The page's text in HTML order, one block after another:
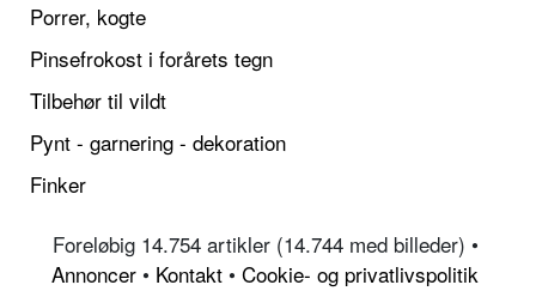
Porrer, kogte
Pinsefrokost i forårets tegn
Tilbehør til vildt
Pynt - garnering - dekoration
Finker
Foreløbig 14.754 artikler (14.744 med billeder) •
Annoncer • Kontakt • Cookie- og privatlivspolitik